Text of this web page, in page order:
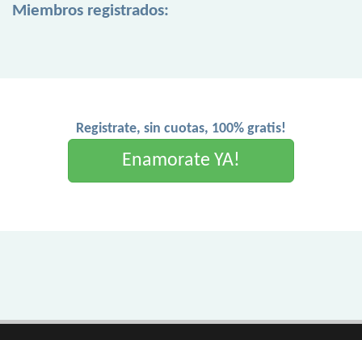
Miembros registrados:
Registrate, sin cuotas, 100% gratis!
Enamorate YA!